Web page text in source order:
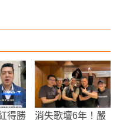
得勝
消失歌壇6年！嚴